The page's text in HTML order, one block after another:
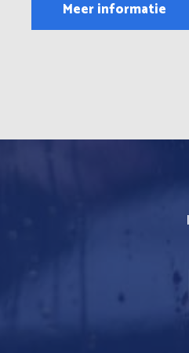
Meer informatie